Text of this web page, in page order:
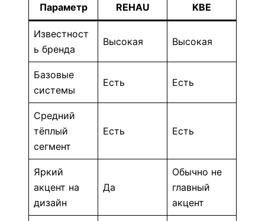
Параметр REHAU KBE
Известност
ь бренда
Высокая Высокая
Базовые
системы
Есть Есть
Средний
тёплый
сегмент
Есть Есть
Яркий
акцент на
дизайн
Да
Обычно не
главный
акцент